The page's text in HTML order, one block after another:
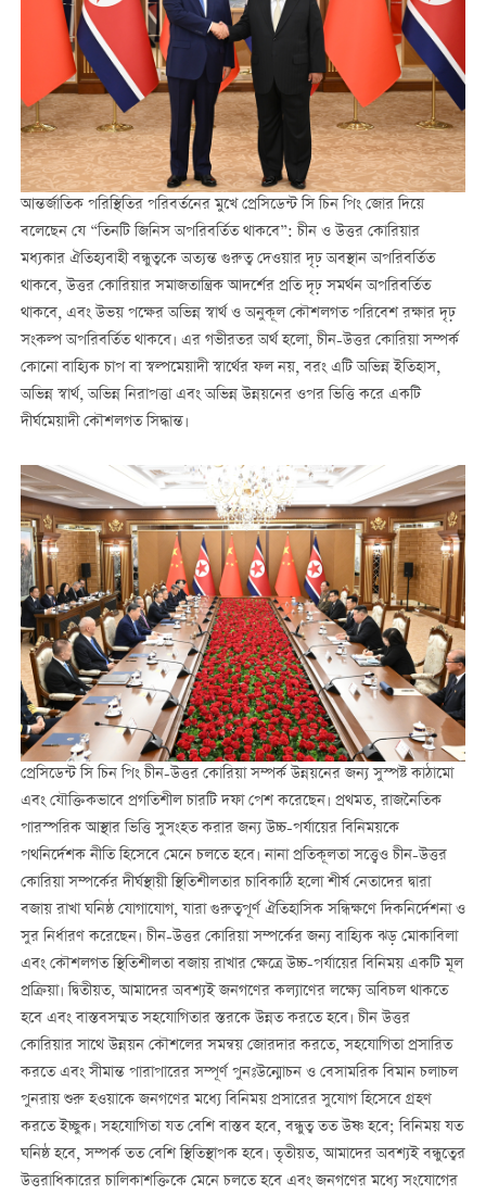
আন্তর্জাতিক পরিস্থিতির পরিবর্তনের মুখে প্রেসিডেন্ট সি চিন পিং জোর দিয়ে
বলেছেন যে “তিনটি জিনিস অপরিবর্তিত থাকবে”: চীন ও উত্তর কোরিয়ার
মধ্যকার ঐতিহ্যবাহী বন্ধুত্বকে অত্যন্ত গুরুত্ব দেওয়ার দৃঢ় অবস্থান অপরিবর্তিত
থাকবে, উত্তর কোরিয়ার সমাজতান্ত্রিক আদর্শের প্রতি দৃঢ় সমর্থন অপরিবর্তিত
থাকবে, এবং উভয় পক্ষের অভিন্ন স্বার্থ ও অনুকূল কৌশলগত পরিবেশ রক্ষার দৃঢ়
সংকল্প অপরিবর্তিত থাকবে। এর গভীরতর অর্থ হলো, চীন-উত্তর কোরিয়া সম্পর্ক
কোনো বাহ্যিক চাপ বা স্বল্পমেয়াদী স্বার্থের ফল নয়, বরং এটি অভিন্ন ইতিহাস,
অভিন্ন স্বার্থ, অভিন্ন নিরাপত্তা এবং অভিন্ন উন্নয়নের ওপর ভিত্তি করে একটি
দীর্ঘমেয়াদী কৌশলগত সিদ্ধান্ত।
প্রেসিডেন্ট সি চিন পিং চীন-উত্তর কোরিয়া সম্পর্ক উন্নয়নের জন্য সুস্পষ্ট কাঠামো
এবং যৌক্তিকভাবে প্রগতিশীল চারটি দফা পেশ করেছেন। প্রথমত, রাজনৈতিক
পারস্পরিক আস্থার ভিত্তি সুসংহত করার জন্য উচ্চ-পর্যায়ের বিনিময়কে
পথনির্দেশক নীতি হিসেবে মেনে চলতে হবে। নানা প্রতিকূলতা সত্ত্বেও চীন-উত্তর
কোরিয়া সম্পর্কের দীর্ঘস্থায়ী স্থিতিশীলতার চাবিকাঠি হলো শীর্ষ নেতাদের দ্বারা
বজায় রাখা ঘনিষ্ঠ যোগাযোগ, যারা গুরুত্বপূর্ণ ঐতিহাসিক সন্ধিক্ষণে দিকনির্দেশনা ও
সুর নির্ধারণ করেছেন। চীন-উত্তর কোরিয়া সম্পর্কের জন্য বাহ্যিক ঝড় মোকাবিলা
এবং কৌশলগত স্থিতিশীলতা বজায় রাখার ক্ষেত্রে উচ্চ-পর্যায়ের বিনিময় একটি মূল
প্রক্রিয়া। দ্বিতীয়ত, আমাদের অবশ্যই জনগণের কল্যাণের লক্ষ্যে অবিচল থাকতে
হবে এবং বাস্তবসম্মত সহযোগিতার স্তরকে উন্নত করতে হবে। চীন উত্তর
কোরিয়ার সাথে উন্নয়ন কৌশলের সমন্বয় জোরদার করতে, সহযোগিতা প্রসারিত
করতে এবং সীমান্ত পারাপারের সম্পূর্ণ পুনঃউন্মোচন ও বেসামরিক বিমান চলাচল
পুনরায় শুরু হওয়াকে জনগণের মধ্যে বিনিময় প্রসারের সুযোগ হিসেবে গ্রহণ
করতে ইচ্ছুক। সহযোগিতা যত বেশি বাস্তব হবে, বন্ধুত্ব তত উষ্ণ হবে; বিনিময় যত
ঘনিষ্ঠ হবে, সম্পর্ক তত বেশি স্থিতিস্থাপক হবে। তৃতীয়ত, আমাদের অবশ্যই বন্ধুত্বের
উত্তরাধিকারের চালিকাশক্তিকে মেনে চলতে হবে এবং জনগণের মধ্যে সংযোগের